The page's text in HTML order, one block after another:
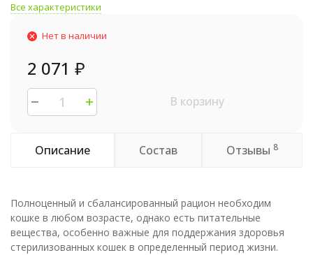
Все характеристики
Нет в наличии
2 071 ₽
В корзину
Описание Состав Отзывы 8
Полноценный и сбалансированный рацион необходим
кошке в любом возрасте, однако есть питательные
вещества, особенно важные для поддержания здоровья
стерилизованных кошек в определенный период жизни.